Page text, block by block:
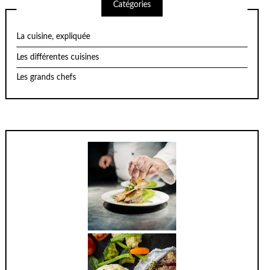
Catégories
La cuisine, expliquée
Les différentes cuisines
Les grands chefs